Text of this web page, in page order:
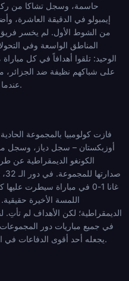
حاسمة، وسجل تشاكا من
إيمبولو في الدقيقة العاشرة،
من الشوط الأول. لم يخسر
المناطق الواسعة وفي
الوحيد: تلقوا أهدافاً في كل
على شباكهم نظيفة ضد الجزائر،
عندما يضغط الخصوم عالياً ويلتزمون بالهجوم.
غانا 1-0 في مباراة سيطرت
اللمسة الأخيرة
الديمقراطية؛ لكن الأهداف لم
في جميع مباريات دور
يجعله أحد أقوى الدفاعات في البطولة. السؤال دائماً في الطرف الآخر.